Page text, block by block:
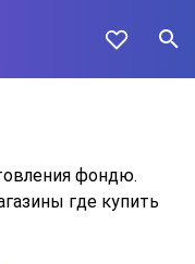
фондю.
где купить